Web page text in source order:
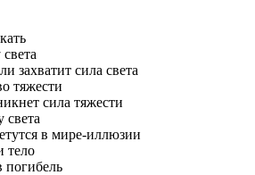
захватит сила света
тяжести
сила тяжести
в мире-иллюзии
тело
погибель.